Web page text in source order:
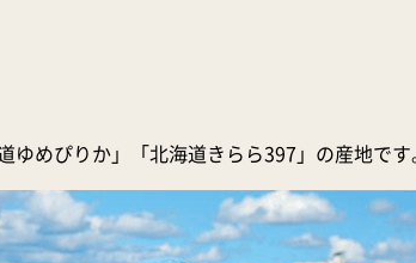
ゆめぴりか」「北海道きらら397」の産地です